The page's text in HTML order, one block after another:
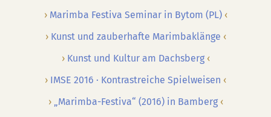
Marimba Festiva Seminar in Bytom (PL)
Kunst und zauberhafte Marimbaklänge
Kunst und Kultur am Dachsberg
IMSE 2016 · Kontrastreiche Spielweisen
„Marimba-Festiva“ (2016) in Bamberg